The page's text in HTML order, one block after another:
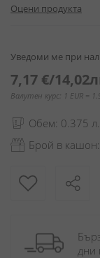
галерия
със
Оцени продукта
Уведоми ме при
7,17 €/
Валутен курс: 1 EUR =
Обем: 0.375 л.
Брой в
дни